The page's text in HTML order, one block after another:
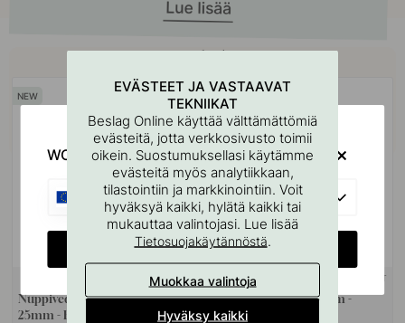
Osta yhdessä
+ VÄRIT
Nuppivedin Copenhagen -
25mm - Brunattu Messinki
+ VÄRIT
Nuppivedin Solo - 21mm -
Brunattu Messinki
EVÄSTEET JA VASTAAVAT
TEKNIIKAT
Beslag Online käyttää välttämättömiä
evästeitä, jotta verkkosivusto toimii
oikein. Suostumuksellasi käytämme
evästeitä myös analytiikkaan,
tilastointiin ja markkinointiin. Voit
hyväksyä kaikki, hylätä kaikki tai
mukauttaa valintojasi. Lue lisää
Tietosuojakäytännöstä.
Muokkaa valintoja
Hyväksy kaikki
WOULD YOU RATHER VISIT?
EU
CHANGE COUNTRY